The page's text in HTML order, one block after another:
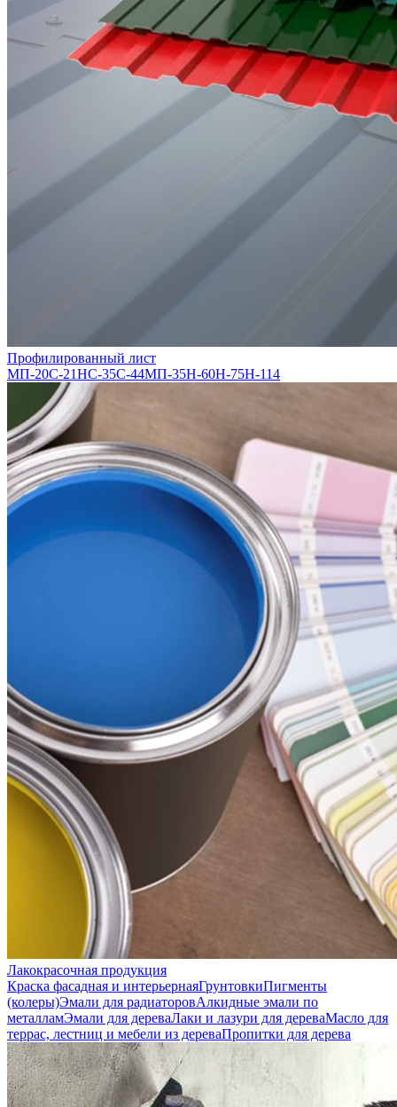
Профилированный лист
МП-20С-21НС-35С-44МП-35Н-60Н-75Н-114
Лакокрасочная продукция
Краска фасадная и интерьернаяГрунтовкиПигменты
(колеры)Эмали для радиаторовАлкидные эмали по
металламЭмали для дереваЛаки и лазури для дереваМасло для
террас, лестниц и мебели из дереваПропитки для дерева